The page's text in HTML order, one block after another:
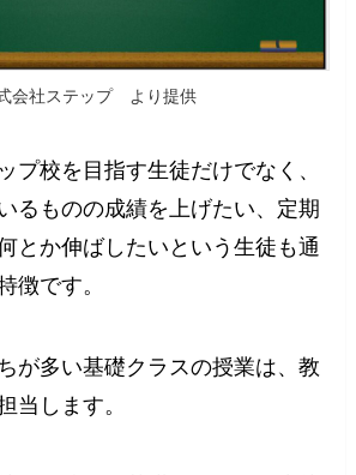
会社ステップ より提供
プ校を目指す生徒だけでなく、
るものの成績を上げたい、定期
とか伸ばしたいという生徒も通
徴です。
が多い基礎クラスの授業は、教
当します。